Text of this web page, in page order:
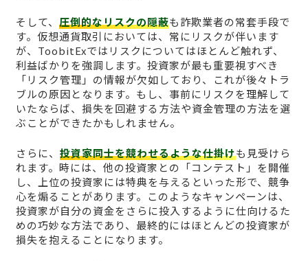
そして、 圧倒的なリスクの隠蔽も詐欺業者の常套手段で
す。仮想通貨取引においては、常にリスクが伴います
が、ToobitExではリスクについてはほとんど触れず、
利益ばかりを強調します。投資家が最も重要視すべき
「リスク管理」の情報が欠如しており、これが後々トラ
ブルの原因となります。もし、事前にリスクを理解して
いたならば、損失を回避する方法や資金管理の方法を選
ぶことができたかもしれません。
さらに、 投資家同士を競わせるような仕掛けも見受けら
れます。時には、他の投資家との「コンテスト」を開催
し、上位の投資家には特典を与えるといった形で、競争
心を煽ることがあります。このようなキャンペーンは、
投資家が自分の資金をさらに投入するように仕向けるた
めの巧妙な方法であり、最終的にはほとんどの投資家が
損失を抱えることになります。